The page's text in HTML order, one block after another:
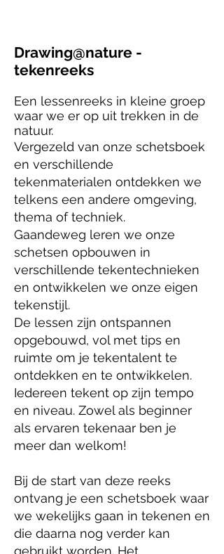
Drawing@nature -
tekenreeks
Een lessenreeks in kleine groep
waar we er op uit trekken in de
natuur.
Vergezeld van onze schetsboek
en verschillende
tekenmaterialen ontdekken we
telkens een andere omgeving,
thema of techniek.​
Gaandeweg leren we onze
schetsen opbouwen in
verschillende tekentechnieken
en ontwikkelen we onze eigen
tekenstijl.​
De lessen zijn ontspannen
opgebouwd, vol met tips en
ruimte om je tekentalent te
ontdekken en te ontwikkelen.​
Iedereen tekent op zijn tempo
en niveau. Zowel als beginner
als ervaren tekenaar ben je
meer dan welkom!
Bij de start van deze reeks
ontvang je een schetsboek waar
we wekelijks gaan in tekenen en
die daarna nog verder kan
gebruikt worden. Het